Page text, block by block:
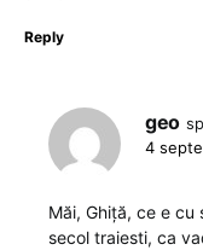
Reply
geo
4
Măi, Ghiță, ce e cu
secol traiesti, ca